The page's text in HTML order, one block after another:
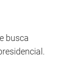
busca